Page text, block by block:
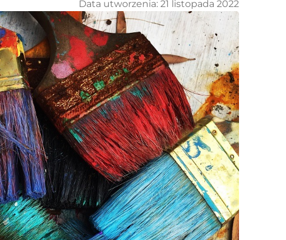
Data utworzenia: 21 listopada 2022